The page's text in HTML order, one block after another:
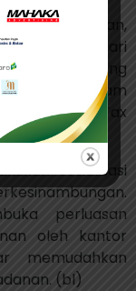
pemadanan,
per 1 Januari
layanan yang
kata Yon dalam
HIPMI Tax
sosialisasi
perluasan
oleh kantor
memudahkan
(bl)